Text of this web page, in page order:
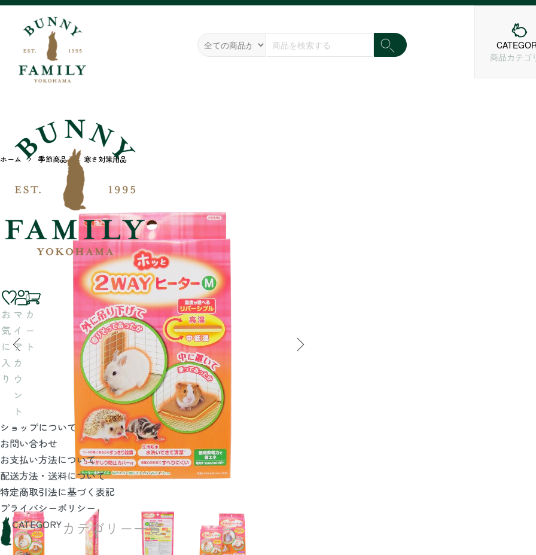
商品カテゴ
お
気
に
入
り
マ
イ
ア
カ
ウ
ン
ト
カ
ー
ト
0
ショップについて
お問い合わせ
お支払い方法について
配送方法・送料について
特定商取引法に基づく表記
プライバシーポリシー
CATEGORYカテゴリー一覧
ホーム 季節商品 寒さ対策用品